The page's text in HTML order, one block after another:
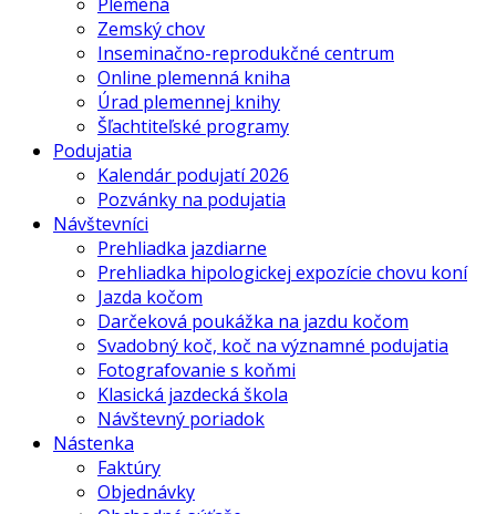
Zemský chov
Inseminačno-reprodukčné centrum
Online plemenná kniha
Úrad plemennej knihy
Šľachtiteľské programy
Podujatia
Kalendár podujatí 2026
Pozvánky na podujatia
Návštevníci
Prehliadka jazdiarne
Prehliadka hipologickej expozície chovu koní
Jazda kočom
Darčeková poukážka na jazdu kočom
Svadobný koč, koč na významné podujatia
Fotografovanie s koňmi
Klasická jazdecká škola
Návštevný poriadok
Nástenka
Faktúry
Objednávky